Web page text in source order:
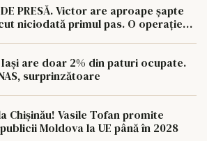
DE PRESĂ. Victor are aproape șapte
niciodată primul pas. O operație
are doar 2% din paturi ocupate.
surprinzătoare
Chișinău! Vasile Tofan promite
Moldova la UE până în 2028